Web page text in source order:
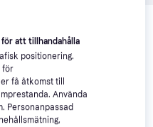
som kanske skulle
att tillhandahålla
positionering.
för
få åtkomst till
Använda
Personanpassad